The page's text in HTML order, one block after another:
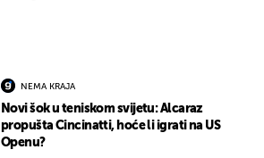
NEMA KRAJA
Novi šok u teniskom svijetu: Alcaraz
propušta Cincinatti, hoće li igrati na US
Openu?